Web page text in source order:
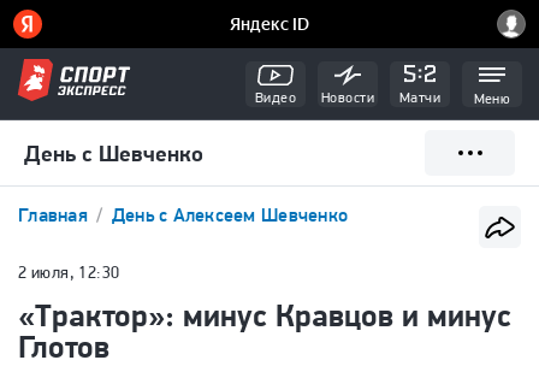
Видео Новости Матчи Меню
День с Шевченко
Главная День с Алексеем Шевченко
2 июля, 12:30
«Трактор»: минус Кравцов и минус
Глотов